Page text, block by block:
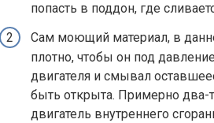
попасть в поддон, где
Сам моющий материал, в
плотно, чтобы он под
двигателя и смывал
быть открыта. Примерно два-
двигатель внутреннего